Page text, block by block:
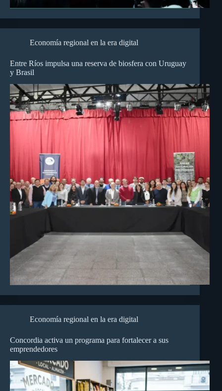
Economía regional en la era digital
Entre Ríos impulsa una reserva de biosfera con Uruguay
y Brasil
Economía regional en la era digital
Concordia activa un programa para fortalecer a sus
emprendedores